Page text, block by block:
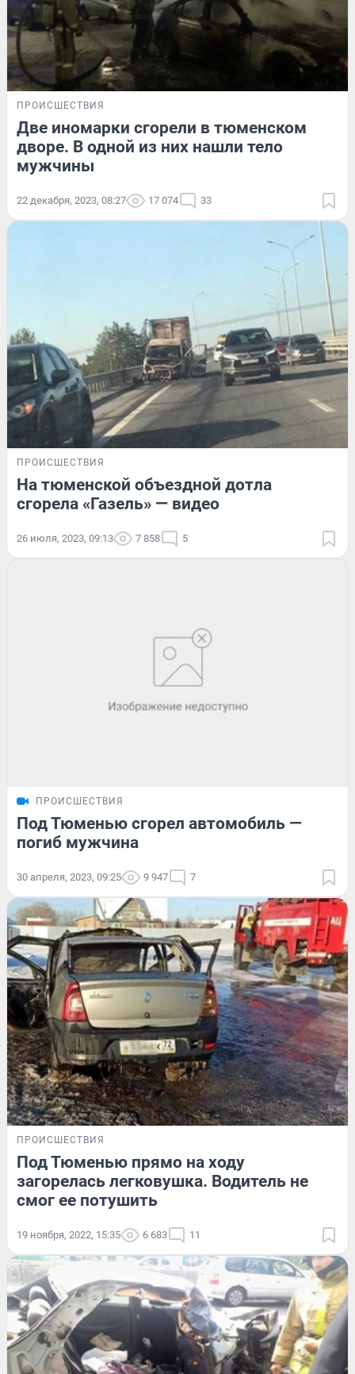
ПРОИСШЕСТВИЯ
Две иномарки сгорели в тюменском
дворе. В одной из них нашли тело
мужчины
22 декабря, 2023, 08:27 17 074 33
ПРОИСШЕСТВИЯ
На тюменской объездной дотла
сгорела «Газель» — видео
26 июля, 2023, 09:13 7 858 5
ПРОИСШЕСТВИЯ
Под Тюменью сгорел автомобиль —
погиб мужчина
30 апреля, 2023, 09:25 9 947 7
ПРОИСШЕСТВИЯ
Под Тюменью прямо на ходу
загорелась легковушка. Водитель не
смог ее потушить
19 ноября, 2022, 15:35 6 683 11